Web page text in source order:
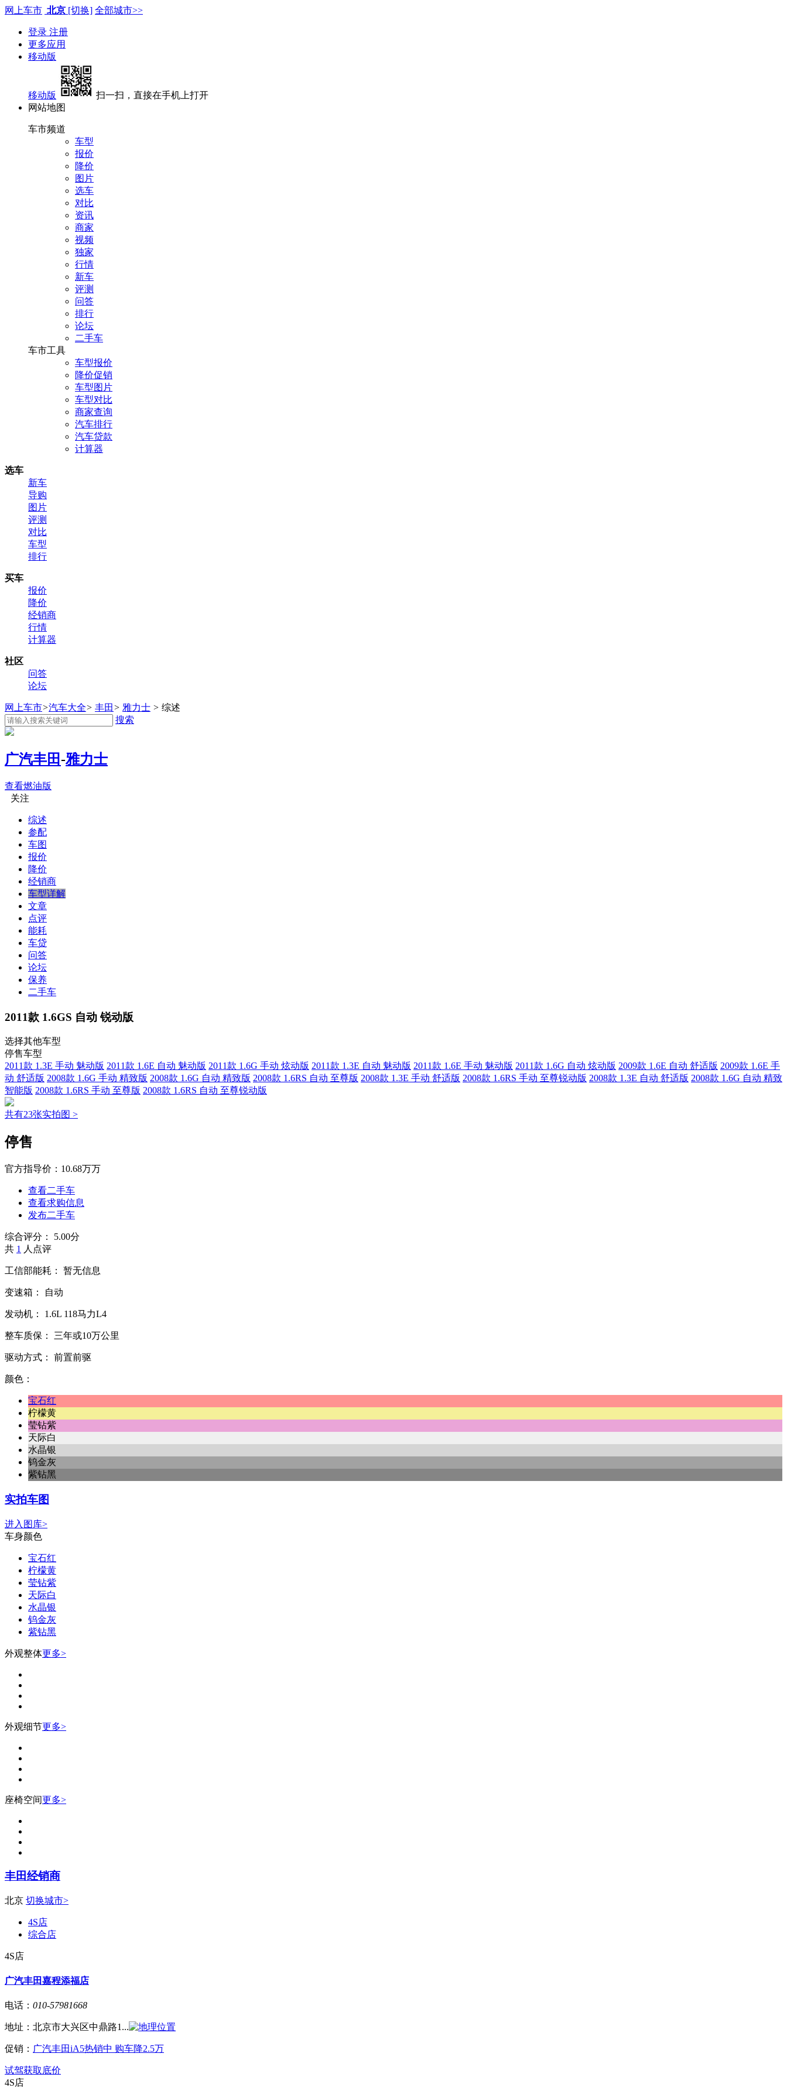
网上车市 北京 [切换] 全部城市>>
登录 注册
更多应用
移动版
移动版
扫一扫，直接在手机上打开
网站地图
车市频道
车型
报价
降价
图片
选车
对比
资讯
商家
视频
独家
行情
新车
评测
问答
排行
论坛
二手车
车市工具
车型报价
降价促销
车型图片
车型对比
商家查询
汽车排行
汽车贷款
计算器
选车
新车
导购
图片
评测
对比
车型
排行
买车
报价
降价
经销商
行情
计算器
社区
问答
论坛
网上车市>汽车大全> 丰田 > 雅力士 > 综述
搜索
广汽丰田-雅力士
查看燃油版
关注
综述
参配
车图
报价
降价
经销商
车型详解
文章
点评
能耗
车贷
问答
论坛
保养
二手车
2011款 1.6GS 自动 锐动版
选择其他车型
停售车型
2011款 1.3E 手动 魅动版 2011款 1.6E 自动 魅动版 2011款 1.6G 手动 炫动版 2011款 1.3E 自动 魅动版 2011款 1.6E 手动 魅动版 2011款 1.6G 自动 炫动版 2009款 1.6E 自动 舒适版 2009款 1.6E 手
动 舒适版 2008款 1.6G 手动 精致版 2008款 1.6G 自动 精致版 2008款 1.6RS 自动 至尊版 2008款 1.3E 手动 舒适版 2008款 1.6RS 手动 至尊锐动版 2008款 1.3E 自动 舒适版 2008款 1.6G 自动 精致
智能版 2008款 1.6RS 手动 至尊版 2008款 1.6RS 自动 至尊锐动版
共有23张实拍图 >
停售
官方指导价： 10.68万万
查看二手车
查看求购信息
发布二手车
综合评分：
5.00分
共 1 人点评
工信部能耗： 暂无信息
变速箱： 自动
发动机： 1.6L 118马力L4
整车质保： 三年或10万公里
驱动方式： 前置前驱
颜色：
宝石红
柠檬黄
莹钻紫
天际白
水晶银
钨金灰
紫钻黑
实拍车图
进入图库>
车身颜色
宝石红
柠檬黄
莹钻紫
天际白
水晶银
钨金灰
紫钻黑
外观整体更多>
外观细节更多>
座椅空间更多>
丰田经销商
北京 切换城市>
4S店
综合店
4S店
广汽丰田嘉程添福店
电话： 010-57981668
地址： 北京市大兴区中鼎路1...
促销： 广汽丰田iA5热销中 购车降2.5万
试驾获取底价
4S店